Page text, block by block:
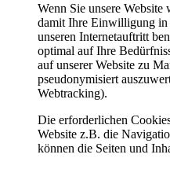
Wenn Sie unsere
damit Ihre Einwilligung in
unseren Internetauftritt
optimal auf Ihre
auf unserer Website zu
pseudonymisiert
Webtracking).
Die erforderlichen
Website z.B. die
können die Seiten und